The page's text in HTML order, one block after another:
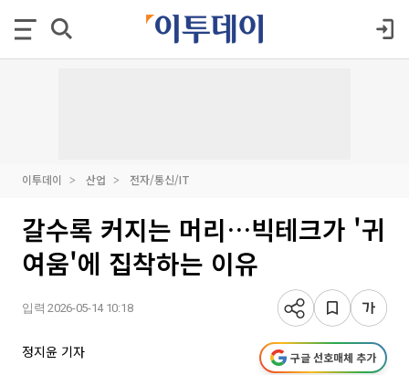
이투데이 산업 전자/통신/IT
갈수록 커지는 머리…빅테크가 '귀
여움'에 집착하는 이유
입력 2026-05-14 10:18
정지윤 기자 구글 선호매체 추가